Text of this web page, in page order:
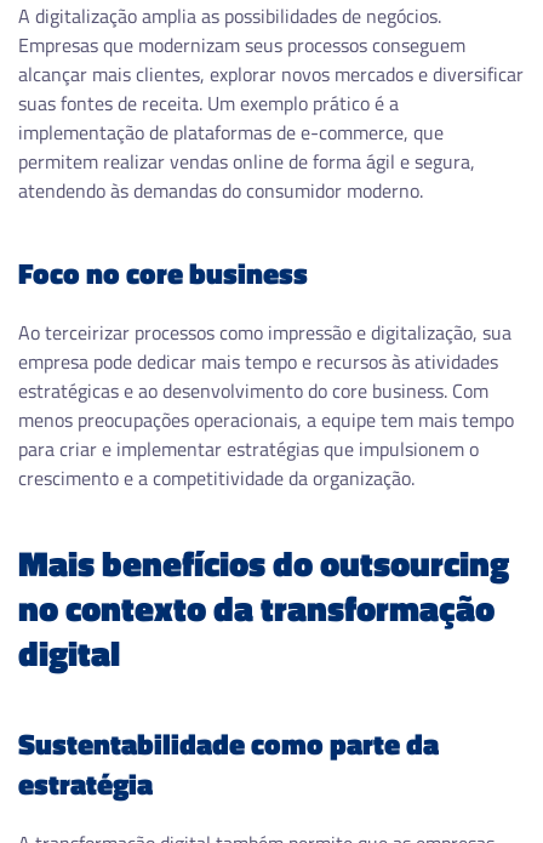
A digitalização amplia as possibilidades de negócios.
Empresas que modernizam seus processos conseguem
alcançar mais clientes, explorar novos mercados e diversificar
suas fontes de receita. Um exemplo prático é a
implementação de plataformas de e-commerce, que
permitem realizar vendas online de forma ágil e segura,
atendendo às demandas do consumidor moderno.
Foco no core business
Ao terceirizar processos como impressão e digitalização, sua
empresa pode dedicar mais tempo e recursos às atividades
estratégicas e ao desenvolvimento do core business. Com
menos preocupações operacionais, a equipe tem mais tempo
para criar e implementar estratégias que impulsionem o
crescimento e a competitividade da organização.
Mais benefícios do outsourcing
no contexto da transformação
digital
Sustentabilidade como parte da
estratégia